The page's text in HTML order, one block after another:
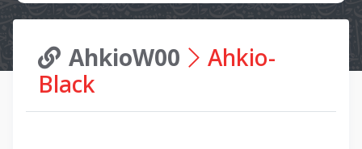
AhkioW00 Ahkio-
Black